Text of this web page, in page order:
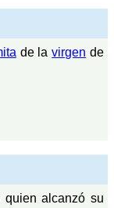
de lavirgen de
alcanzó su